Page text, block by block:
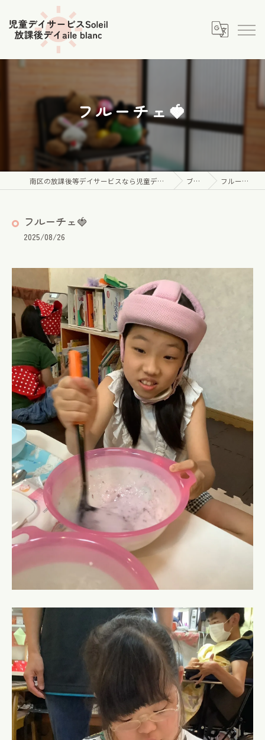
フルーチェ🍓
南区の放課後等デイサービスなら児童デイサービス Soleil ブログ フルーチェ🍓
フルーチェ🍓
2025/08/26